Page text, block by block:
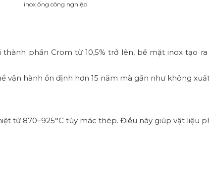
inox ống công nghiệp
thành phần Crom từ 10,5% trở lên, bề mặt inox tạo
vận hành ổn định hơn 15 năm mà gần như không
từ 870–925°C tùy mác thép. Điều này giúp vật liệu